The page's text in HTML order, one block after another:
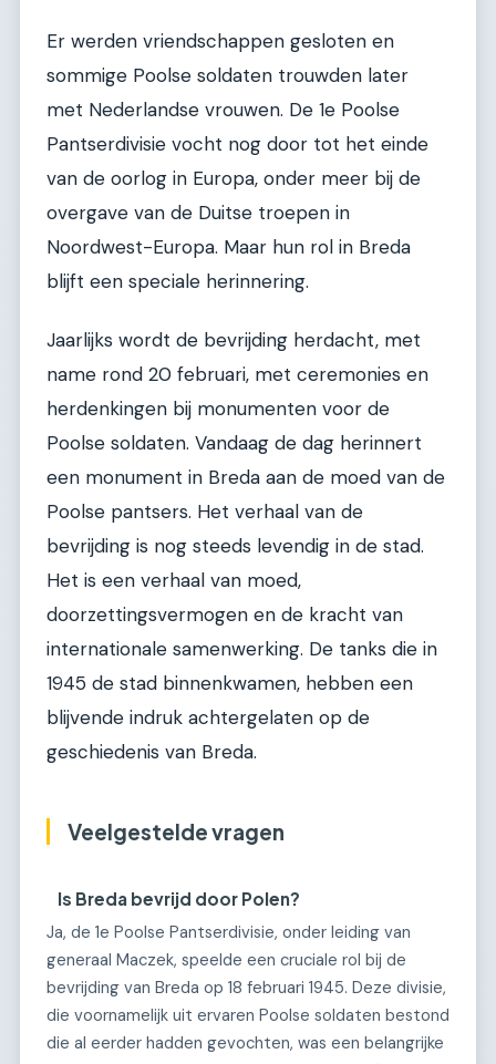
Er werden vriendschappen gesloten en
sommige Poolse soldaten trouwden later
met Nederlandse vrouwen. De 1e Poolse
Pantserdivisie vocht nog door tot het einde
van de oorlog in Europa, onder meer bij de
overgave van de Duitse troepen in
Noordwest-Europa. Maar hun rol in Breda
blijft een speciale herinnering.
Jaarlijks wordt de bevrijding herdacht, met
name rond 20 februari, met ceremonies en
herdenkingen bij monumenten voor de
Poolse soldaten. Vandaag de dag herinnert
een monument in Breda aan de moed van de
Poolse pantsers. Het verhaal van de
bevrijding is nog steeds levendig in de stad.
Het is een verhaal van moed,
doorzettingsvermogen en de kracht van
internationale samenwerking. De tanks die in
1945 de stad binnenkwamen, hebben een
blijvende indruk achtergelaten op de
geschiedenis van Breda.
Veelgestelde vragen
Is Breda bevrijd door Polen?
Ja, de 1e Poolse Pantserdivisie, onder leiding van
generaal Maczek, speelde een cruciale rol bij de
bevrijding van Breda op 18 februari 1945. Deze divisie,
die voornamelijk uit ervaren Poolse soldaten bestond
die al eerder hadden gevochten, was een belangrijke